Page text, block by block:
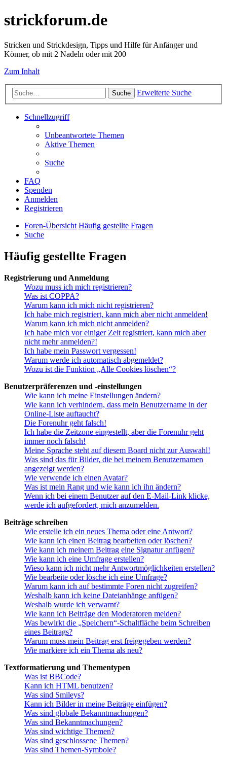
strickforum.de
Stricken und Strickdesign, Tipps und Hilfe für Anfänger und
Könner, ob mit 2 Nadeln oder mit 200
Zum Inhalt
Suche Erweiterte Suche
Schnellzugriff
Unbeantwortete Themen
Aktive Themen
Suche
FAQ
Spenden
Anmelden
Registrieren
Foren-Übersicht Häufig gestellte Fragen
Suche
Häufig gestellte Fragen
Registrierung und Anmeldung
Wozu muss ich mich registrieren?
Was ist COPPA?
Warum kann ich mich nicht registrieren?
Ich habe mich registriert, kann mich aber nicht anmelden!
Warum kann ich mich nicht anmelden?
Ich habe mich vor einiger Zeit registriert, kann mich aber
nicht mehr anmelden?!
Ich habe mein Passwort vergessen!
Warum werde ich automatisch abgemeldet?
Wozu ist die Funktion „Alle Cookies löschen“?
Benutzerpräferenzen und -einstellungen
Wie kann ich meine Einstellungen ändern?
Wie kann ich verhindern, dass mein Benutzername in der
Online-Liste auftaucht?
Die Forenuhr geht falsch!
Ich habe die Zeitzone eingestellt, aber die Forenuhr geht
immer noch falsch!
Meine Sprache steht auf diesem Board nicht zur Auswahl!
Was sind das für Bilder, die bei meinem Benutzernamen
angezeigt werden?
Wie verwende ich einen Avatar?
Was ist mein Rang und wie kann ich ihn ändern?
Wenn ich bei einem Benutzer auf den E-Mail-Link klicke,
werde ich aufgefordert, mich anzumelden.
Beiträge schreiben
Wie erstelle ich ein neues Thema oder eine Antwort?
Wie kann ich einen Beitrag bearbeiten oder löschen?
Wie kann ich meinem Beitrag eine Signatur anfügen?
Wie kann ich eine Umfrage erstellen?
Wieso kann ich nicht mehr Antwortmöglichkeiten erstellen?
Wie bearbeite oder lösche ich eine Umfrage?
Warum kann ich auf bestimmte Foren nicht zugreifen?
Weshalb kann ich keine Dateianhänge anfügen?
Weshalb wurde ich verwarnt?
Wie kann ich Beiträge den Moderatoren melden?
Was bewirkt die „Speichern“-Schaltfläche beim Schreiben
eines Beitrags?
Warum muss mein Beitrag erst freigegeben werden?
Wie markiere ich ein Thema als neu?
Textformatierung und Thementypen
Was ist BBCode?
Kann ich HTML benutzen?
Was sind Smileys?
Kann ich Bilder in meine Beiträge einfügen?
Was sind globale Bekanntmachungen?
Was sind Bekanntmachungen?
Was sind wichtige Themen?
Was sind geschlossene Themen?
Was sind Themen-Symbole?